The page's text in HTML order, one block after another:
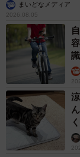
まいどなメディア
2026.08.05